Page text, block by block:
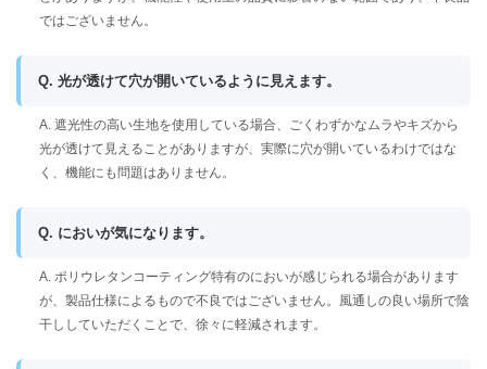
ではございません。
Q. 光が透けて穴が開いているように見えます。
A. 遮光性の高い生地を使用している場合、ごくわずかなムラやキズから
光が透けて見えることがありますが、実際に穴が開いているわけではな
く、機能にも問題はありません。
Q. においが気になります。
A. ポリウレタンコーティング特有のにおいが感じられる場合があります
が、製品仕様によるもので不良ではございません。風通しの良い場所で陰
干ししていただくことで、徐々に軽減されます。